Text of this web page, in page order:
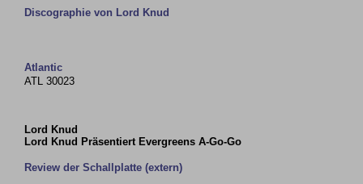
Discographie von Lord Knud
Atlantic
ATL 30023
Lord Knud
Lord Knud Präsentiert Evergreens A-Go-Go
Review der Schallplatte (extern)